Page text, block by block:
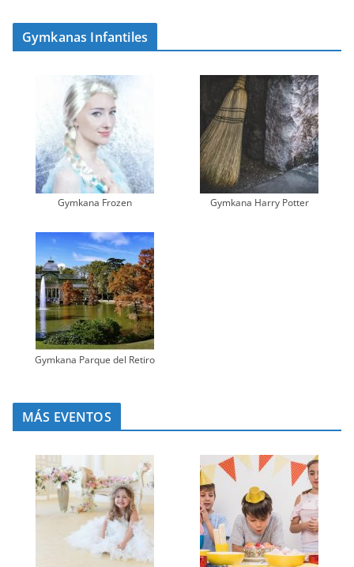
Gymkanas Infantiles
Gymkana Frozen Gymkana Harry Potter
Gymkana Parque del Retiro
MÁS EVENTOS